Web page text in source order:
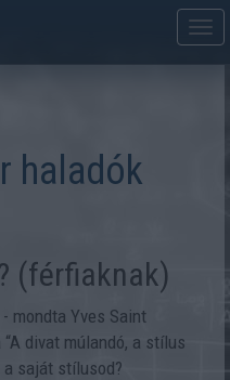
haladók
(férfiaknak)
mondta Yves Saint
divat múlandó, a stílus
a saját stílusod?